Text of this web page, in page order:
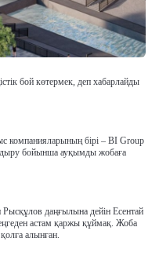
бой көтермек, деп хабарлайды
компанияларының бірі – BI Group
бойынша ауқымды жобаға
даңғылына дейін Есентай
астам қаржы құймақ. Жоба
алынған.